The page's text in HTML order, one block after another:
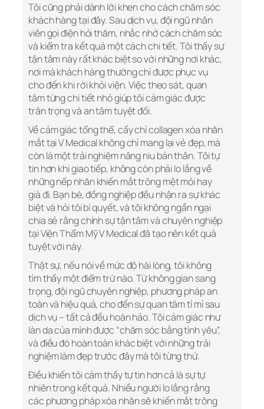
Tôi cũng phải dành lời khen cho cách chăm sóc
khách hàng tại đây. Sau dịch vụ, đội ngũ nhân
viên gọi điện hỏi thăm, nhắc nhở cách chăm sóc
và kiểm tra kết quả một cách chi tiết. Tôi thấy sự
tận tâm này rất khác biệt so với những nơi khác,
nơi mà khách hàng thường chỉ được phục vụ
cho đến khi rời khỏi viện. Việc theo sát, quan
tâm từng chi tiết nhỏ giúp tôi cảm giác được
trân trọng và an tâm tuyệt đối.
Về cảm giác tổng thể, cấy chỉ collagen xóa nhăn
mắt tại V Medical không chỉ mang lại vẻ đẹp, mà
còn là một trải nghiệm nâng niu bản thân. Tôi tự
tin hơn khi giao tiếp, không còn phải lo lắng về
những nếp nhăn khiến mắt trông mệt mỏi hay
già đi. Bạn bè, đồng nghiệp đều nhận ra sự khác
biệt và hỏi tôi bí quyết, và tôi không ngần ngại
chia sẻ rằng chính sự tận tâm và chuyên nghiệp
tại Viện Thẩm Mỹ V Medical đã tạo nên kết quả
tuyệt vời này.
Thật sự, nếu nói về mức độ hài lòng, tôi không
tìm thấy một điểm trừ nào. Từ không gian sang
trọng, đội ngũ chuyên nghiệp, phương pháp an
toàn và hiệu quả, cho đến sự quan tâm tỉ mỉ sau
dịch vụ – tất cả đều hoàn hảo. Tôi cảm giác như
làn da của mình được “chăm sóc bằng tình yêu”,
và điều đó hoàn toàn khác biệt với những trải
nghiệm làm đẹp trước đây mà tôi từng thử.
Điều khiến tôi cảm thấy tự tin hơn cả là sự tự
nhiên trong kết quả. Nhiều người lo lắng rằng
các phương pháp xóa nhăn sẽ khiến mắt trông